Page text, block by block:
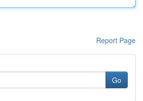
Report Page
Go